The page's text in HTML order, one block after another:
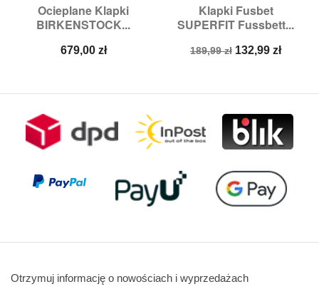
Ocieplane Klapki
BIRKENSTOCK...
Cena
679,00 zł
Klapki Fusbet
SUPERFIT Fussbett...
Cena
189,99 zł Cena
132,99 zł
Otrzymuj informację o nowościach i wyprzedażach